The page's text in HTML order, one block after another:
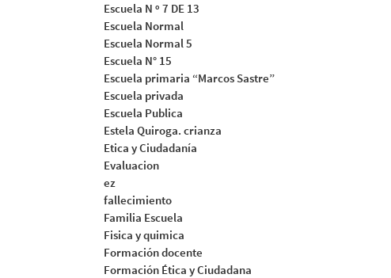
Escuela N º 7 DE 13
Escuela Normal
Escuela Normal 5
Escuela N° 15
Escuela primaria “Marcos Sastre”
Escuela privada
Escuela Publica
Estela Quiroga. crianza
Etica y Ciudadanía
Evaluacion
ez
fallecimiento
Familia Escuela
Fisica y quimica
Formación docente
Formación Ética y Ciudadana